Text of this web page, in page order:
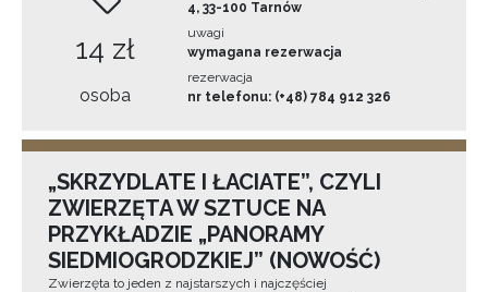
14 zł
osoba
4, 33-100 Tarnów
uwagi
wymagana rezerwacja
rezerwacja
nr telefonu: (+48) 784 912 326
„SKRZYDLATE I ŁACIATE”, CZYLI
ZWIERZĘTA W SZTUCE NA
PRZYKŁADZIE „PANORAMY
SIEDMIOGRODZKIEJ” (NOWOŚĆ)
Zwierzęta to jeden z najstarszych i najczęściej